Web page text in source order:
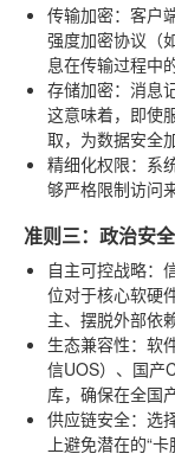
传输加密：客户
强度加密协议（
息在传输过程中
存储加密：消息
这意味着，即使
取，为数据安全
精细化权限：系
够严格限制访问
准则三：政治安
自主可控战略：
位对于核心软硬
主、摆脱外部依
生态兼容性：软
信UOS）、国产
库，确保在全国
供应链安全：选
上避免潜在的“